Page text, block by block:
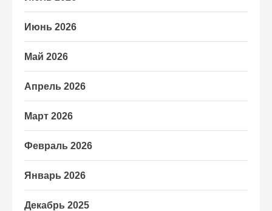
Июнь 2026
Май 2026
Апрель 2026
Март 2026
Февраль 2026
Январь 2026
Декабрь 2025